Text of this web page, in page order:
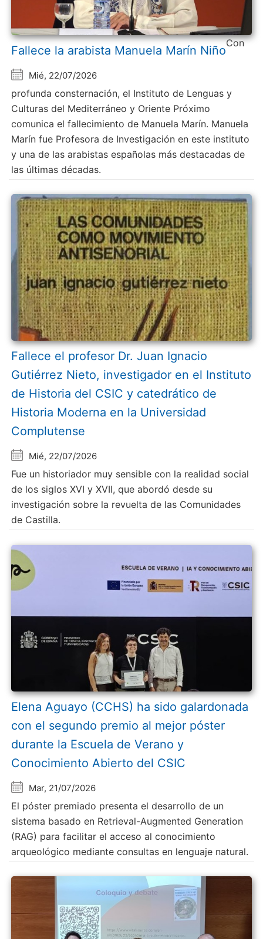
Fallece la arabista Manuela Marín Niño
Mié, 22/07/2026
Con
profunda consternación, el Instituto de Lenguas y
Culturas del Mediterráneo y Oriente Próximo
comunica el fallecimiento de Manuela Marín. Manuela
Marín fue Profesora de Investigación en este instituto
y una de las arabistas españolas más destacadas de
las últimas décadas.
Fallece el profesor Dr. Juan Ignacio
Gutiérrez Nieto, investigador en el Instituto
de Historia del CSIC y catedrático de
Historia Moderna en la Universidad
Complutense
Mié, 22/07/2026
Fue un historiador muy sensible con la realidad social
de los siglos XVI y XVII, que abordó desde su
investigación sobre la revuelta de las Comunidades
de Castilla.
Elena Aguayo (CCHS) ha sido galardonada
con el segundo premio al mejor póster
durante la Escuela de Verano y
Conocimiento Abierto del CSIC
Mar, 21/07/2026
El póster premiado presenta el desarrollo de un
sistema basado en Retrieval-Augmented Generation
(RAG) para facilitar el acceso al conocimiento
arqueológico mediante consultas en lenguaje natural.